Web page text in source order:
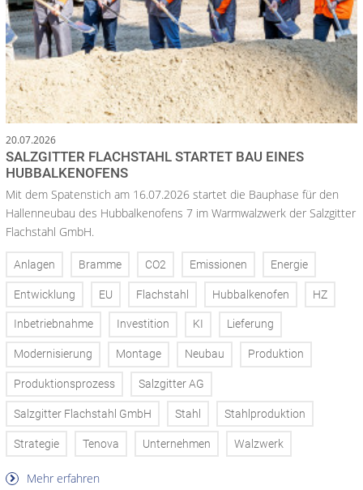
20.07.2026
SALZGITTER FLACHSTAHL STARTET BAU EINES
HUBBALKENOFENS
Mit dem Spatenstich am 16.07.2026 startet die Bauphase für den
Hallenneubau des Hubbalkenofens 7 im Warmwalzwerk der Salzgitter
Flachstahl GmbH.
Anlagen Bramme CO2 Emissionen Energie
Entwicklung EU Flachstahl Hubbalkenofen HZ
Inbetriebnahme Investition KI Lieferung
Modernisierung Montage Neubau Produktion
Produktionsprozess Salzgitter AG
Salzgitter Flachstahl GmbH Stahl Stahlproduktion
Strategie Tenova Unternehmen Walzwerk
Mehr erfahren